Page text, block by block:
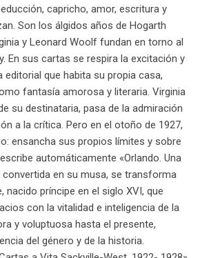
capricho, amor, escritura y
Son los álgidos años de Hogarth
y Leonard Woolf fundan en torno al
En sus cartas se respira la excitación y
editorial que habita su propia casa,
fantasía amorosa y literaria. Virginia
su destinataria, pasa de la admiración
a la crítica. Pero en el otoño de 1927,
ensancha sus propios límites y sobre
automáticamente «Orlando. Una
convertida en su musa, se transforma
nacido príncipe en el siglo XVI, que
con la vitalidad e inteligencia de la
y voluptuosa hasta el presente,
del género y de la historia.